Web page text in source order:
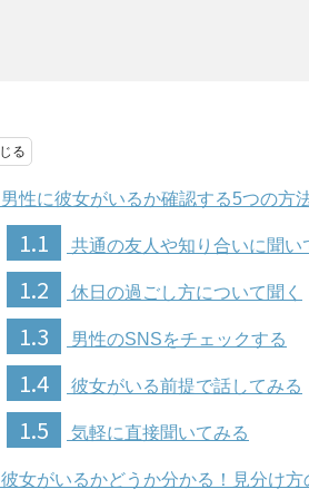
男性に彼女がいるか確認する5つの方
1.1 共通の友人や知り合いに聞い
1.2 休日の過ごし方について聞く
1.3 男性のSNSをチェックする
1.4 彼女がいる前提で話してみる
1.5 気軽に直接聞いてみる
彼女がいるかどうか分かる！見分け方